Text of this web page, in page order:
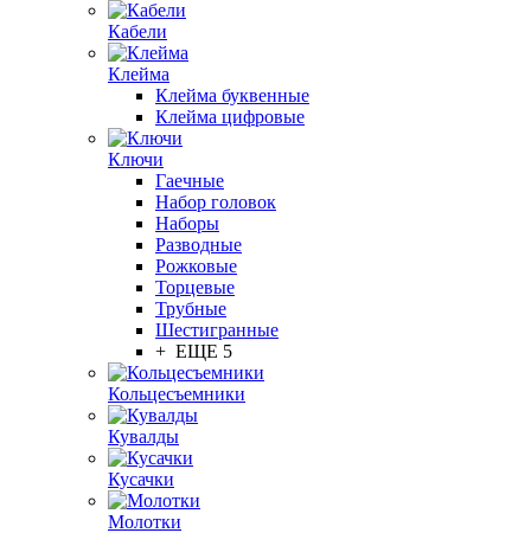
Кабели
Клейма
Клейма буквенные
Клейма цифровые
Ключи
Гаечные
Набор головок
Наборы
Разводные
Рожковые
Торцевые
Трубные
Шестигранные
+ ЕЩЕ 5
Кольцесъемники
Кувалды
Кусачки
Молотки